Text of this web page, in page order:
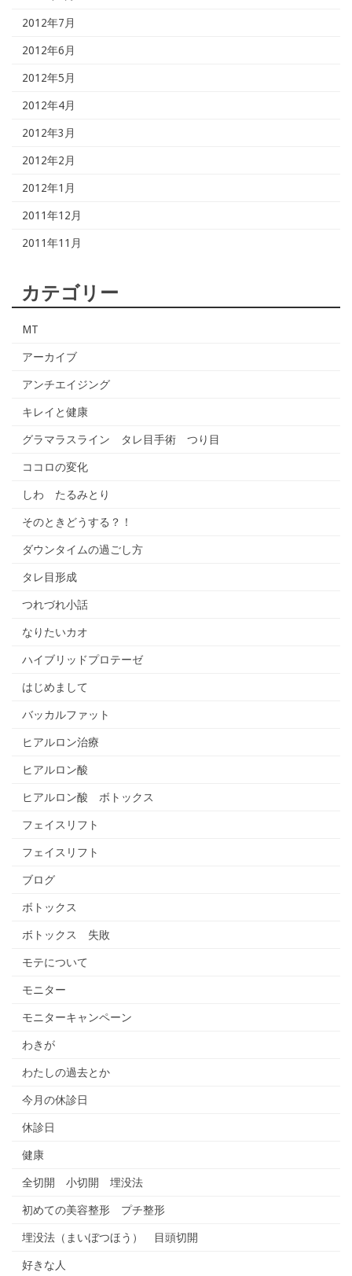
2012年7月
2012年6月
2012年5月
2012年4月
2012年3月
2012年2月
2012年1月
2011年12月
2011年11月
カテゴリー
MT
アーカイブ
アンチエイジング
キレイと健康
グラマラスライン タレ目手術 つり目
ココロの変化
しわ たるみとり
そのときどうする？！
ダウンタイムの過ごし方
タレ目形成
つれづれ小話
なりたいカオ
ハイブリッドプロテーゼ
はじめまして
バッカルファット
ヒアルロン治療
ヒアルロン酸
ヒアルロン酸 ボトックス
フェイスリフト
フェイスリフト
ブログ
ボトックス
ボトックス 失敗
モテについて
モニター
モニターキャンペーン
わきが
わたしの過去とか
今月の休診日
休診日
健康
全切開 小切開 埋没法
初めての美容整形 プチ整形
埋没法（まいぼつほう） 目頭切開
好きな人